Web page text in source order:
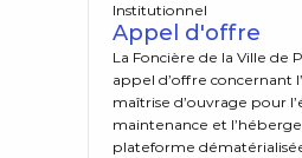
Appel d'offre
Institutionnel
La Foncière de la Ville de
appel d’offre concernant
maîtrise d’ouvrage pour
maintenance et
plateforme